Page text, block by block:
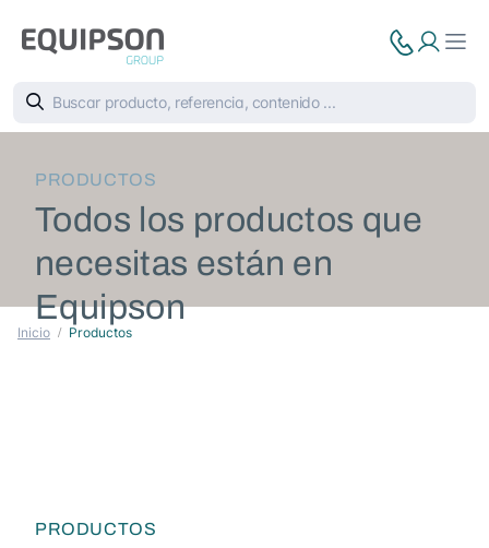
PRODUCTOS
Todos los productos que
necesitas están en
Equipson
Inicio Productos
PRODUCTOS